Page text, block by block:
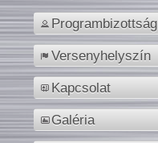
Programbizottság
Versenyhelyszín
Kapcsolat
Galéria